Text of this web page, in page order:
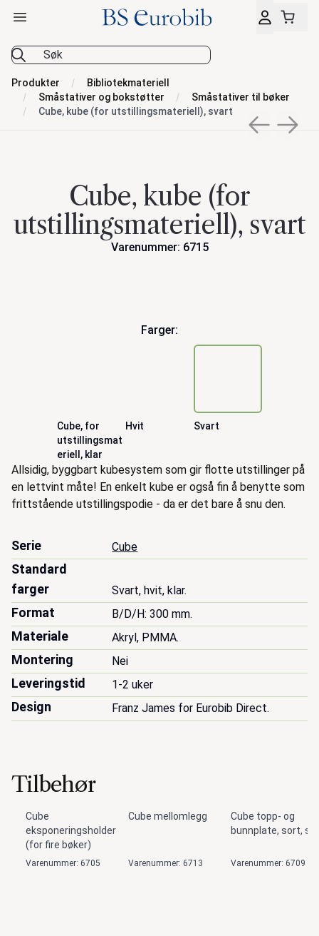
BS Eurobib
Åpne hovedmeny
Produkter
Bibliotekmateriell
Småstativer og bokstøtter
Småstativer til bøker
Cube, kube (for utstillingsmateriell), svart
Previous
Next
Cube, kube (for
utstillingsmateriell), svart
Varenummer: 6715
Farger:
Cube, for
utstillingsmat
eriell, klar
Hvit Svart
Beskrivelse
Allsidig, byggbart kubesystem som gir flotte utstillinger på
en lettvint måte! En enkelt kube er også fin å benytte som
frittstående utstillingspodie - da er det bare å snu den.
Serie Cube
Standard
farger
Svart, hvit, klar.
Format B/D/H: 300 mm.
Materiale Akryl, PMMA.
Montering Nei
Leveringstid 1-2 uker
Design Franz James for Eurobib Direct.
Tilbehør
Cube
eksponeringsholder
(for fire bøker)
Varenummer: 6705
Cube mellomlegg
Varenummer: 6713
Cube topp- og
bunnplate, sort,
Varenummer: 6709